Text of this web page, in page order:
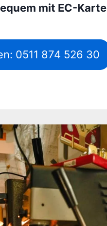
mit EC-Karte
0511 874 526 30